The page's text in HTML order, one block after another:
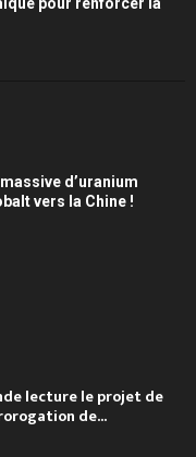
d’uranium
vers la Chine !
lecture le projet de
de...